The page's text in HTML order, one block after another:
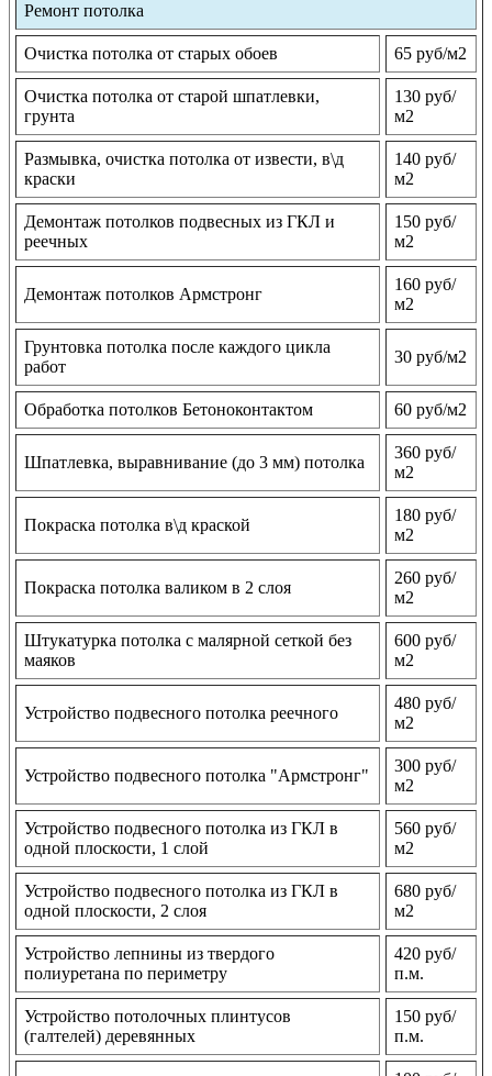
Ремонт потолка
Очистка потолка от старых обоев 65 руб/м2
Очистка потолка от старой шпатлевки,
грунта
130 руб/
м2
Размывка, очистка потолка от извести, в\д
краски
140 руб/
м2
Демонтаж потолков подвесных из ГКЛ и
реечных
150 руб/
м2
Демонтаж потолков Армстронг
160 руб/
м2
Грунтовка потолка после каждого цикла
работ
30 руб/м2
Обработка потолков Бетоноконтактом 60 руб/м2
Шпатлевка, выравнивание (до 3 мм) потолка
360 руб/
м2
Покраска потолка в\д краской
180 руб/
м2
Покраска потолка валиком в 2 слоя
260 руб/
м2
Штукатурка потолка с малярной сеткой без
маяков
600 руб/
м2
Устройство подвесного потолка реечного
480 руб/
м2
Устройство подвесного потолка "Армстронг"
300 руб/
м2
Устройство подвесного потолка из ГКЛ в
одной плоскости, 1 слой
560 руб/
м2
Устройство подвесного потолка из ГКЛ в
одной плоскости, 2 слоя
680 руб/
м2
Устройство лепнины из твердого
полиуретана по периметру
420 руб/
п.м.
Устройство потолочных плинтусов
(галтелей) деревянных
150 руб/
п.м.